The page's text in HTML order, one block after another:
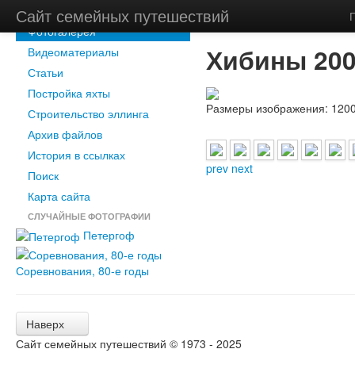
Сайт семейных путешествий
Новости
Фотогалерея
Видеоматериалы
Статьи
Постройка яхты
Строительство эллинга
Архив файлов
История в ссылках
Поиск
Карта сайта
СЛУЧАЙНЫЕ ФОТОГРАФИИ
Петергоф
Соревнования, 80-е годы
Главная
Хибины
Размеры изображения:
prev next
Наверх
Сайт семейных путешествий © 1973 - 2025